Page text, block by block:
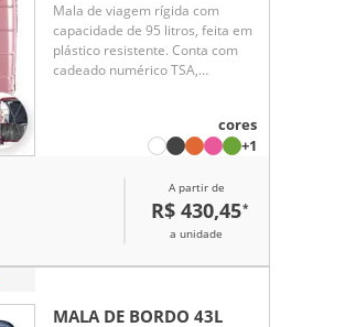
Mala de viagem rígida com
capacidade de 95 litros, feita em
plástico resistente. Conta com
cadeado numérico TSA,
compressora. Possui duas alças
de mão, puxador retrátil
apoios laterais. Acompanha
placa para personalização.
cores
+1
A partir de
R$ 430,45*
a unidade
MALA DE BORDO 43L